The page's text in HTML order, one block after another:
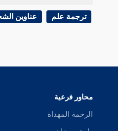
ترجمة علم عناوين
محاور فرعية
الرحمة المهداة